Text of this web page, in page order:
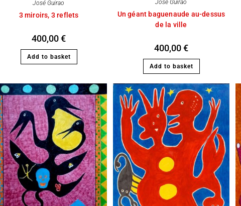
José Guirao
3 miroirs, 3 reflets
400,00€
Add to basket
José Guirao
Un géant baguenaude au-dessus
de la ville
400,00€
Add to basket